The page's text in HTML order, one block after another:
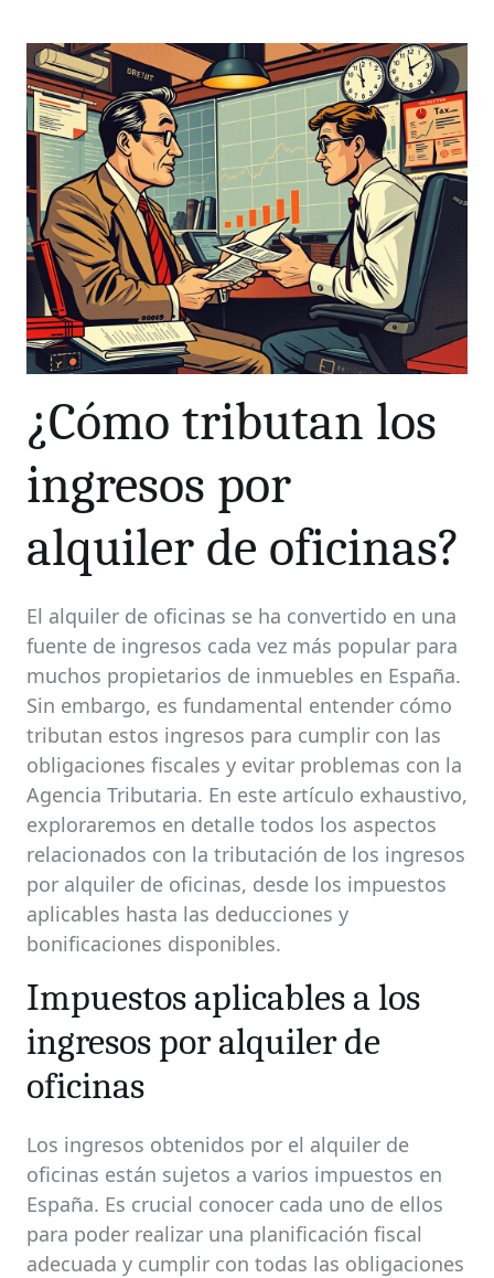
¿Cómo tributan los
ingresos por
alquiler de oficinas?
El alquiler de oficinas se ha convertido en una
fuente de ingresos cada vez más popular para
muchos propietarios de inmuebles en España.
Sin embargo, es fundamental entender cómo
tributan estos ingresos para cumplir con las
obligaciones fiscales y evitar problemas con la
Agencia Tributaria. En este artículo exhaustivo,
exploraremos en detalle todos los aspectos
relacionados con la tributación de los ingresos
por alquiler de oficinas, desde los impuestos
aplicables hasta las deducciones y
bonificaciones disponibles.
Impuestos aplicables a los
ingresos por alquiler de
oficinas
Los ingresos obtenidos por el alquiler de
oficinas están sujetos a varios impuestos en
España. Es crucial conocer cada uno de ellos
para poder realizar una planificación fiscal
adecuada y cumplir con todas las obligaciones